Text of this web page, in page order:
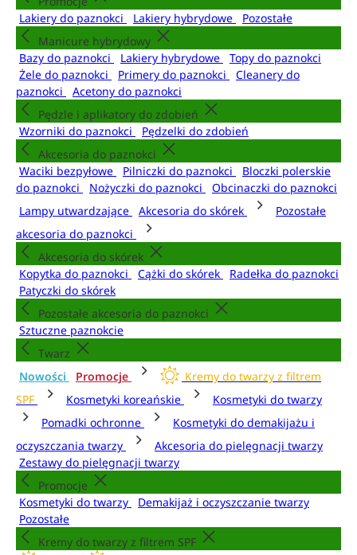
Lakiery do paznokci
Lakiery hybrydowe
Pozostałe
Manicure hybrydowy
Bazy do paznokci
Lakiery hybrydowe
Topy do paznokci
Żele do paznokci
Primery do paznokci
Cleanery do
paznokci
Acetony do paznokci
Pędzle i aplikatory do zdobień
Wzorniki do paznokci
Pędzelki do zdobień
Akcesoria do paznokci
Waciki bezpyłowe
Pilniczki do paznokci
Bloczki polerskie
do paznokci
Nożyczki do paznokci
Obcinaczki do paznokci
Lampy utwardzające
Akcesoria do skórek
Pozostałe
akcesoria do paznokci
Akcesoria do skórek
Kopytka do paznokci
Cążki do skórek
Radełka do paznokci
Patyczki do skórek
Pozostałe akcesoria do paznokci
Sztuczne paznokcie
Twarz
Nowości
Promocje
Kremy do twarzy z filtrem
SPF
Kosmetyki koreańskie
Kosmetyki do twarzy
Pomadki ochronne
Kosmetyki do demakijażu i
oczyszczania twarzy
Akcesoria do pielęgnacji twarzy
Zestawy do pielęgnacji twarzy
Promocje
Kosmetyki do twarzy
Demakijaż i oczyszczanie twarzy
Pozostałe
Kremy do twarzy z filtrem SPF